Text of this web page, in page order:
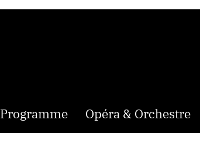
Programme Opéra & Orchestre